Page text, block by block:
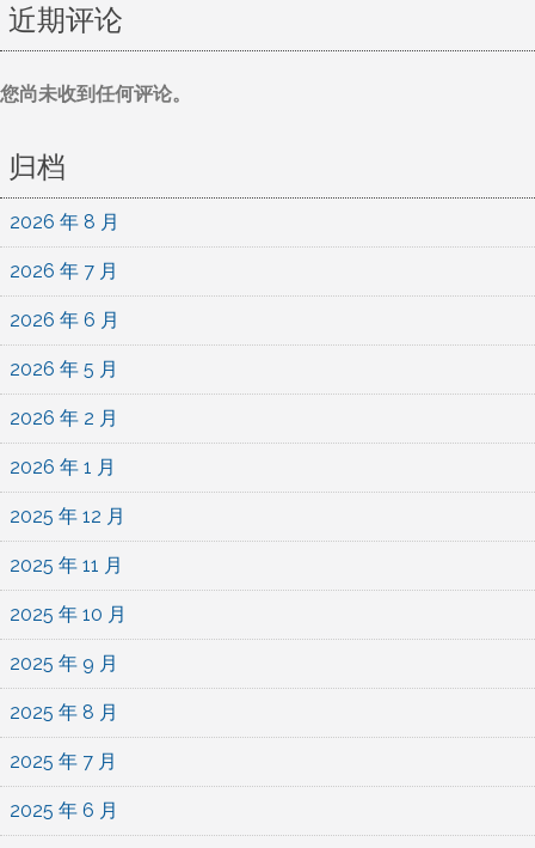
近期评论
您尚未收到任何评论。
归档
2026 年 8 月
2026 年 7 月
2026 年 6 月
2026 年 5 月
2026 年 2 月
2026 年 1 月
2025 年 12 月
2025 年 11 月
2025 年 10 月
2025 年 9 月
2025 年 8 月
2025 年 7 月
2025 年 6 月